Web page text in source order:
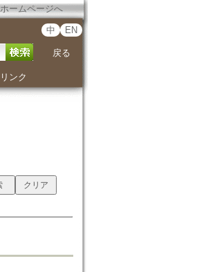
ホームページへ
中 EN
戻る
リンク